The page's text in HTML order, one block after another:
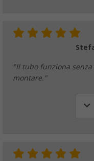
"Il tubo funziona
montare."